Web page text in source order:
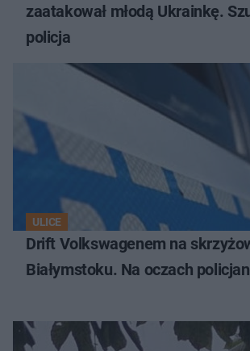
zaatakował młodą Ukrainkę.
policja
ULICE
Drift Volkswagenem na
Białymstoku. Na oczach